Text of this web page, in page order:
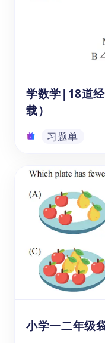
级学生更好地
法，并为今后
载《袋鼠数学
学数学|18道
载）
习题单
学数学|18道
载）
《学数学|18道
费下载的PDF
与测量、应用
通过解答练习
和应用所学的
习题单
小学一二年级